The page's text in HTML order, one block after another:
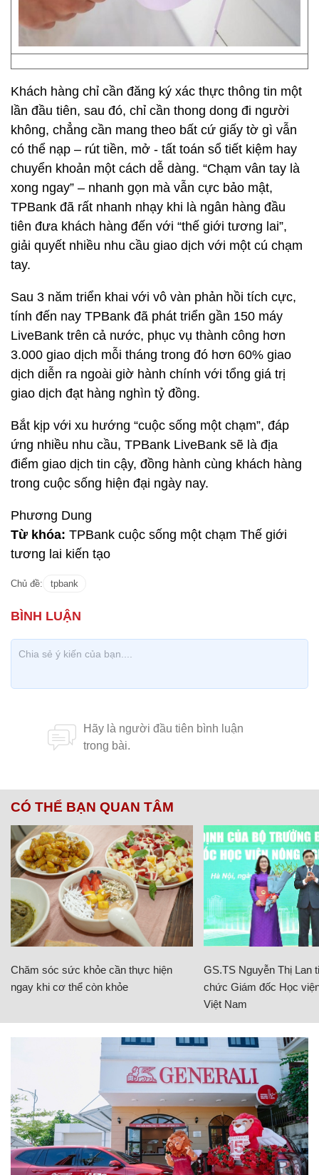
Khách hàng chỉ cần đăng ký xác thực thông tin một
lần đầu tiên, sau đó, chỉ cần thong dong đi người
không, chẳng cần mang theo bất cứ giấy tờ gì vẫn
có thể nạp – rút tiền, mở - tất toán sổ tiết kiệm hay
chuyển khoản một cách dễ dàng. “Chạm vân tay là
xong ngay” – nhanh gọn mà vẫn cực bảo mật,
TPBank đã rất nhanh nhạy khi là ngân hàng đầu
tiên đưa khách hàng đến với “thế giới tương lai”,
giải quyết nhiều nhu cầu giao dịch với một cú chạm
tay.
Sau 3 năm triển khai với vô vàn phản hồi tích cực,
tính đến nay TPBank đã phát triển gần 150 máy
LiveBank trên cả nước, phục vụ thành công hơn
3.000 giao dịch mỗi tháng trong đó hơn 60% giao
dịch diễn ra ngoài giờ hành chính với tổng giá trị
giao dịch đạt hàng nghìn tỷ đồng.
Bắt kịp với xu hướng “cuộc sống một chạm”, đáp
ứng nhiều nhu cầu, TPBank LiveBank sẽ là địa
điểm giao dịch tin cậy, đồng hành cùng khách hàng
trong cuộc sống hiện đại ngày nay.
Phương Dung
Từ khóa: TPBank cuộc sống một chạm Thế giới
tương lai kiến tạo
Chủ đề: tpbank
CÓ THỂ BẠN QUAN TÂM
Chăm sóc sức khỏe cần thực hiện
ngay khi cơ thể còn khỏe
GS.TS Nguyễn Thị Lan
chức Giám đốc Học
Việt Nam